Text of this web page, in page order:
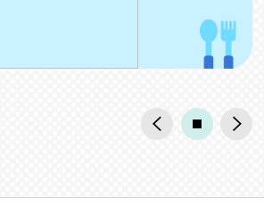
이
일
다